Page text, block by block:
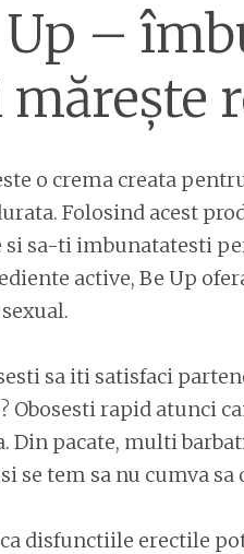
Up –
mărește
o crema creata
Folosind acest
si sa-ti imbunatatesti
active, Be Up
sa iti satisfaci
Obosesti rapid atunci
Din pacate, multi
se tem sa nu cumva sa
disfunctiile erectile